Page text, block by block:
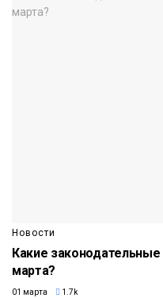
Новости
Какие
марта?
01 марта 1.7k